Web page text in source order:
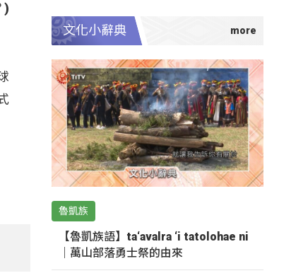
)
文化小辭典
魯凱族
【魯凱族語】ta‘avalra ‘i tatolohae ni
｜萬山部落勇士祭的由來